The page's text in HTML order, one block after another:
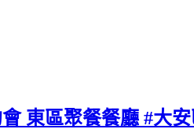
東區聚餐餐廳 #大